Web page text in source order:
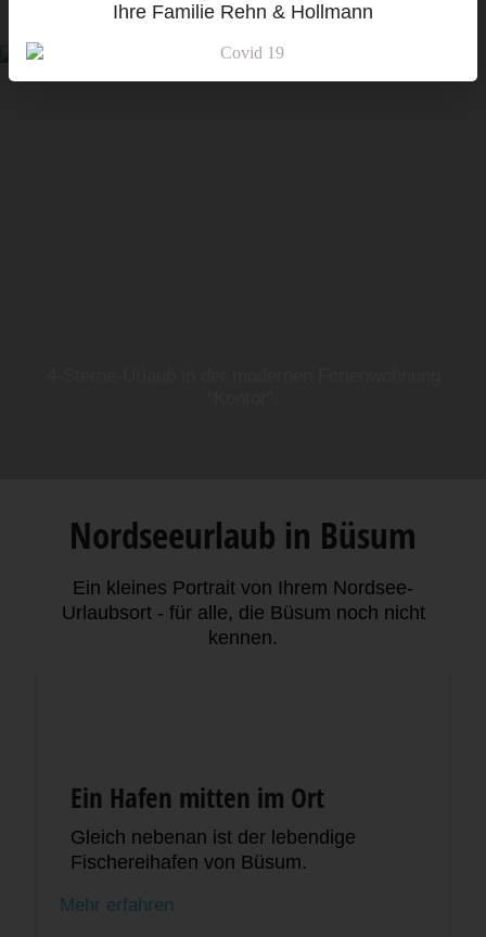
Nordseeurlaub in Büsum
Ein kleines Portrait von Ihrem Nordsee-
Urlaubsort - für alle, die Büsum noch nicht
kennen.
Ein Hafen mitten im Ort
Gleich nebenan ist der lebendige
Fischereihafen von Büsum.
Mehr erfahren
Ihre Familie Rehn & Hollmann